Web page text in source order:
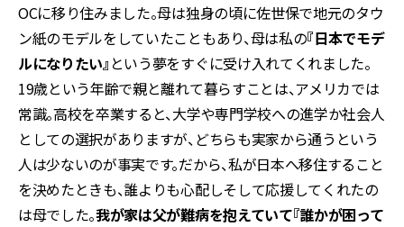
OCに移り住みました。母は独身の頃に佐世保で地元のタウ
ン紙のモデルをしていたこともあり、母は私の『日本でモデ
ルになりたい』 という夢をすぐに受け入れてくれました。
19歳という年齢で親と離れて暮らすことは、アメリカでは
常識。高校を卒業すると、大学や専門学校への進学か社会人
としての選択がありますが、どちらも実家から通うという
人は少ないのが事実です。だから、私が日本へ移住すること
を決めたときも、誰よりも心配しそして応援してくれたの
は母でした。我が家は父が難病を抱えていて『誰かが困って